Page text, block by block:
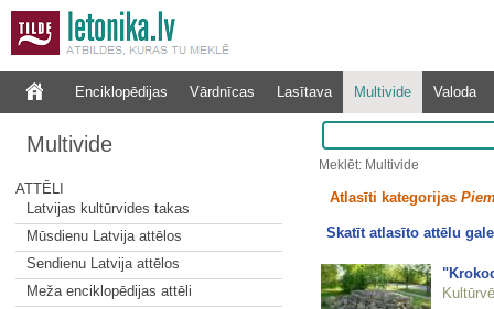
Enciklopēdijas Vārdnīcas Lasītava Multivide Valoda
Multivide
ATTĒLI
Latvijas kultūrvides takas
Mūsdienu Latvija attēlos
Sendienu Latvija attēlos
Meža enciklopēdijas attēli
Meklēt: Multivide
Atlasīti kategorijas
Skatīt atlasīto attēlu